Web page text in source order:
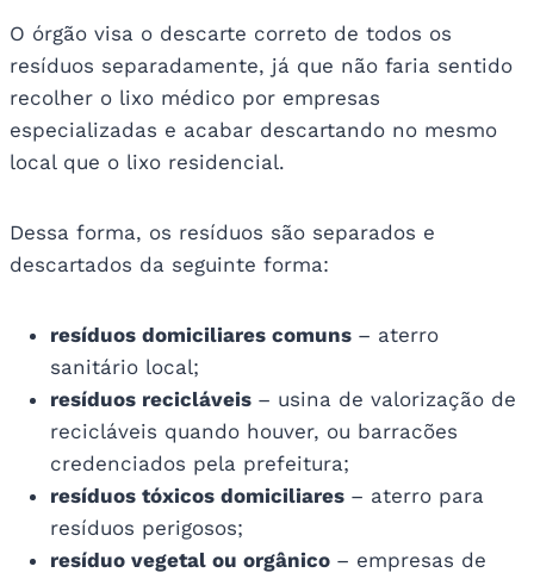
O órgão visa o descarte correto de todos os
resíduos separadamente, já que não faria sentido
recolher o lixo médico por empresas
especializadas e acabar descartando no mesmo
local que o lixo residencial.
Dessa forma, os resíduos são separados e
descartados da seguinte forma:
resíduos domiciliares comuns – aterro
sanitário local;
resíduos recicláveis – usina de valorização de
recicláveis quando houver, ou barracões
credenciados pela prefeitura;
resíduos tóxicos domiciliares – aterro para
resíduos perigosos;
resíduo vegetal ou orgânico – empresas de